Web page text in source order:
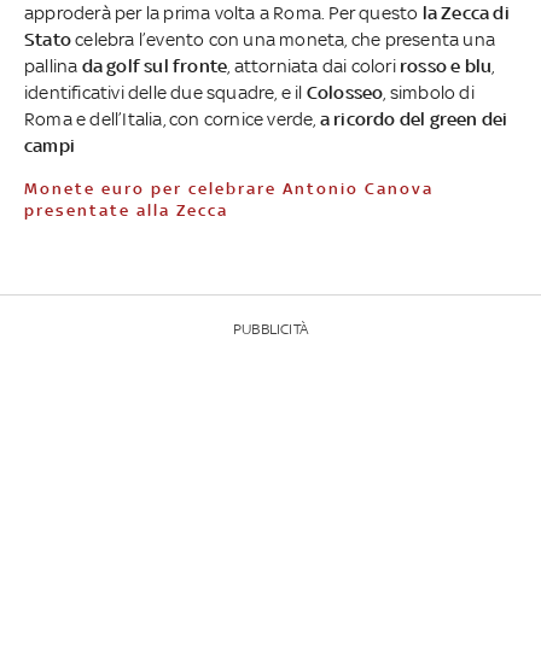
approderà per la prima volta a Roma. Per questo la Zecca di
Statocelebra l’evento con una moneta, che presenta una
pallina da golf sul fronte , attorniata dai colorirosso e blu
identificativi delle due squadre, e il Colosseo , simbolo di
Roma e dell’Italia, con cornice verde, a ricordo del green dei
campi
Monete euro per celebrare Antonio Canova
presentate alla Zecca
PUBBLICITÀ